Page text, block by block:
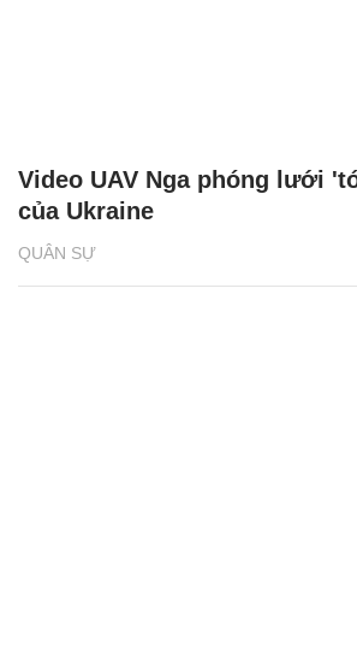
QUÂN SỰ
Video UAV Nga phóng lưới
của Ukraine